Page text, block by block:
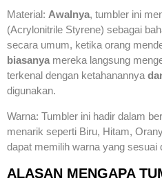
Material: Awalnya, tumbler ini
(Acrylonitrile Styrene) sebagai
secara umum, ketika orang
biasanyamereka langsung
terkenal dengan ketahanannya
digunakan.
Warna: Tumbler ini hadir dalam
menarik seperti Biru, Hitam,
dapat memilih warna yang sesuai
ALASAN MENGAPA